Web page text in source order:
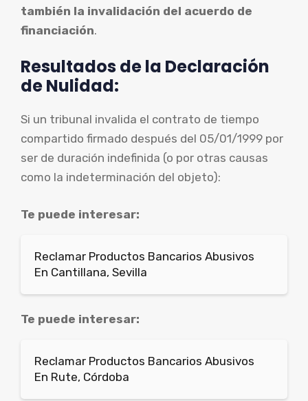
también la invalidación del acuerdo de
financiación.
Resultados de la Declaración
de Nulidad:
Si un tribunal invalida el contrato de tiempo
compartido firmado después del 05/01/1999 por
ser de duración indefinida (o por otras causas
como la indeterminación del objeto):
Te puede interesar:
Reclamar Productos Bancarios Abusivos
En Cantillana, Sevilla
Te puede interesar:
Reclamar Productos Bancarios Abusivos
En Rute, Córdoba